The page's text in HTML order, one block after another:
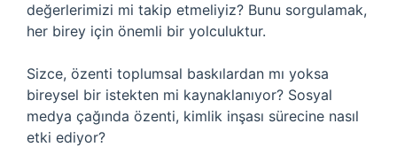
değerlerimizi mi takip etmeliyiz? Bunu sorgulamak,
her birey için önemli bir yolculuktur.
Sizce, özenti toplumsal baskılardan mı yoksa
bireysel bir istekten mi kaynaklanıyor? Sosyal
medya çağında özenti, kimlik inşası sürecine nasıl
etki ediyor?